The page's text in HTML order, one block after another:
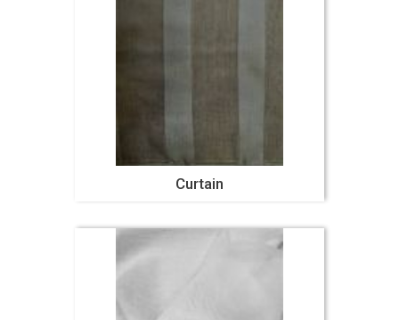
Curtain